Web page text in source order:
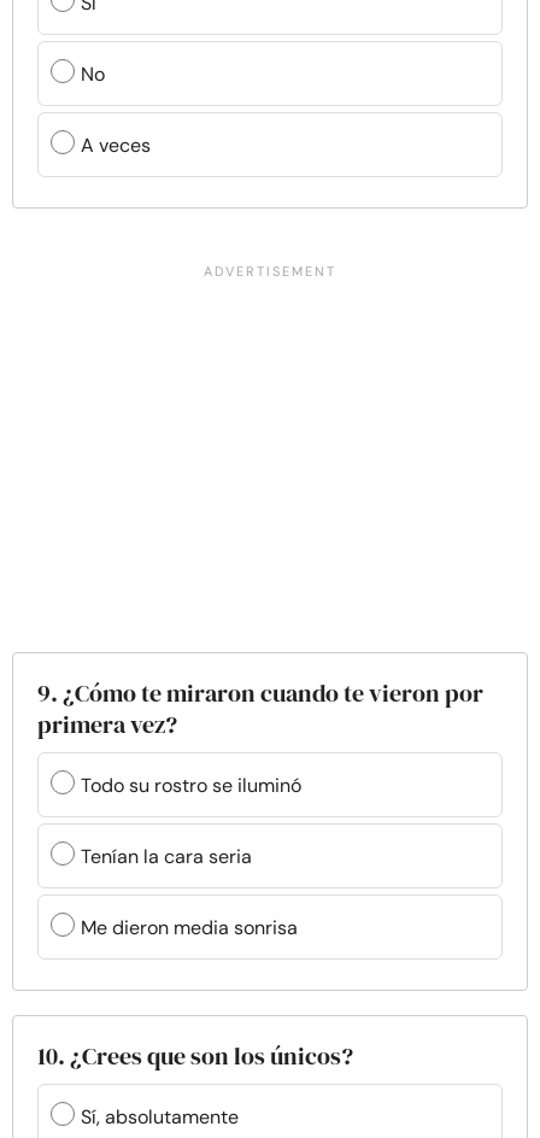
No
A veces
9. ¿Cómo te miraron cuando te vieron por
primera vez?
Todo su rostro se iluminó
Tenían la cara seria
Me dieron media sonrisa
10. ¿Crees que son los únicos?
Sí, absolutamente